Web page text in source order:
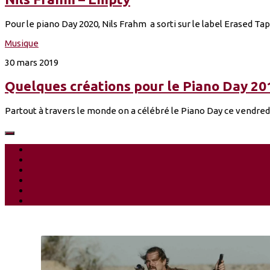
Pour le piano Day 2020, Nils Frahm a sorti sur le label Erased
Musique
30 mars 2019
Quelques créations pour le Piano Day
Partout à travers le monde on a célébré le Piano Day ce